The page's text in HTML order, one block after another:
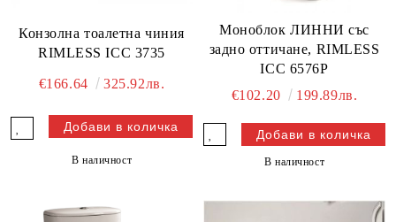
Конзолна тоалетна чиния
RIMLESS ICC 3735
€166.64 325.92лв.
В наличност
Моноблок ЛИННИ със
задно оттичане, RIMLESS
ICC 6576P
€102.20
199.89лв.
В наличност